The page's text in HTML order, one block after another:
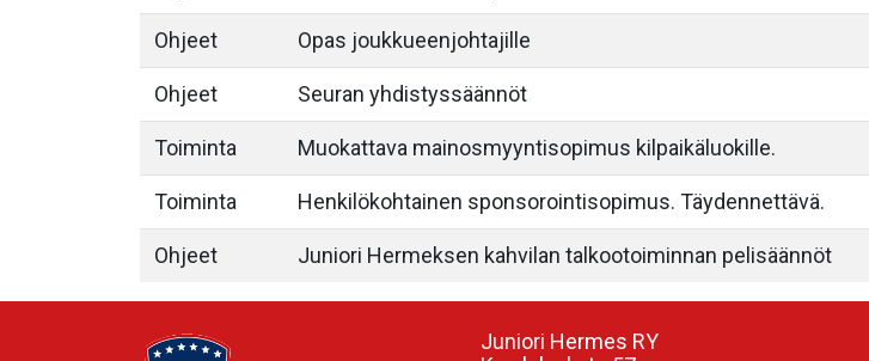
Ohjeet Opas joukkueenjohtajille
Ohjeet Seuran yhdistyssäännöt
Toiminta Muokattava mainosmyyntisopimus kilpaikäluokille.
Toiminta Henkilökohtainen sponsorointisopimus. Täydennettävä.
Ohjeet Juniori Hermeksen kahvilan talkootoiminnan pelisäännöt
Juniori Hermes RY